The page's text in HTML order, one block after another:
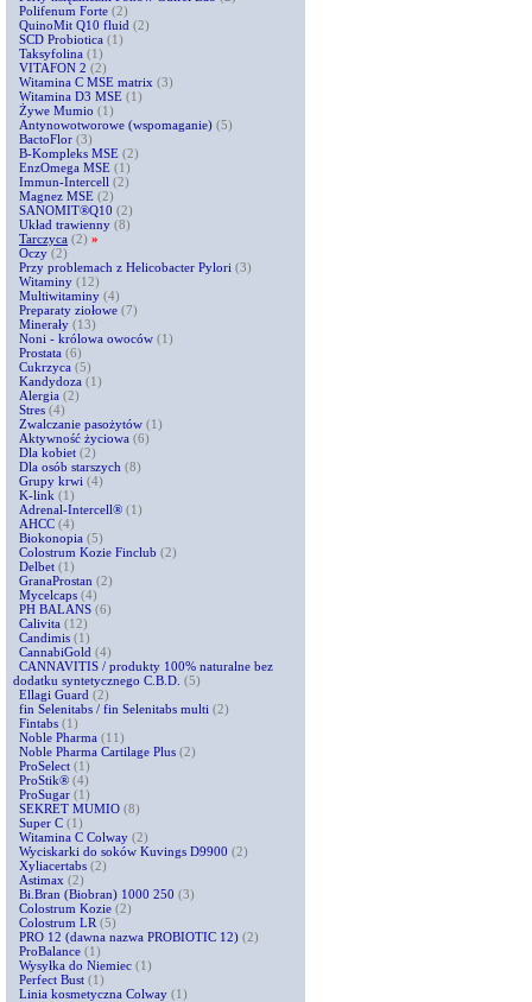
Polifenum Forte (2)
QuinoMit Q10 fluid (2)
SCD Probiotica (1)
Taksyfolina (1)
VITAFON 2 (2)
Witamina C MSE matrix (3)
Witamina D3 MSE (1)
Żywe Mumio (1)
Antynowotworowe (wspomaganie) (5)
BactoFlor (3)
B-Kompleks MSE (2)
EnzOmega MSE (1)
Immun-Intercell (2)
Magnez MSE (2)
SANOMIT®Q10 (2)
Układ trawienny (8)
Tarczyca (2) »
Oczy (2)
Przy problemach z Helicobacter Pylori (3)
Witaminy (12)
Multiwitaminy (4)
Preparaty ziołowe (7)
Minerały (13)
Noni - królowa owoców (1)
Prostata (6)
Cukrzyca (5)
Kandydoza (1)
Alergia (2)
Stres (4)
Zwalczanie pasożytów (1)
Aktywność życiowa (6)
Dla kobiet (2)
Dla osób starszych (8)
Grupy krwi (4)
K-link (1)
Adrenal-Intercell® (1)
AHCC (4)
Biokonopia (5)
Colostrum Kozie Finclub (2)
Delbet (1)
GranaProstan (2)
Mycelcaps (4)
PH BALANS (6)
Calivita (12)
Candimis (1)
CannabiGold (4)
CANNAVITIS / produkty 100% naturalne bez
dodatku syntetycznego C.B.D. (5)
Ellagi Guard (2)
fin Selenitabs / fin Selenitabs multi (2)
Fintabs (1)
Noble Pharma (11)
Noble Pharma Cartilage Plus (2)
ProSelect (1)
ProStik® (4)
ProSugar (1)
SEKRET MUMIO (8)
Super C (1)
Witamina C Colway (2)
Wyciskarki do soków Kuvings D9900 (2)
Xyliacertabs (2)
Astimax (2)
Bi.Bran (Biobran) 1000 250 (3)
Colostrum Kozie (2)
Colostrum LR (5)
PRO 12 (dawna nazwa PROBIOTIC 12) (2)
ProBalance (1)
Wysyłka do Niemiec (1)
Perfect Bust (1)
Linia kosmetyczna Colway (1)